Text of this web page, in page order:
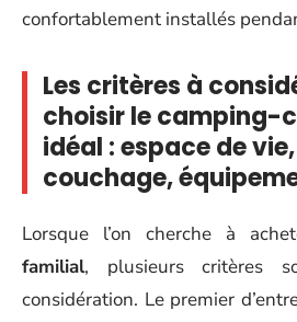
confortablement installés
Les critères à
choisir le camping-
idéal : espace de
couchage,
Lorsque l’on cherche à
familial, plusieurs critères
considération. Le premier